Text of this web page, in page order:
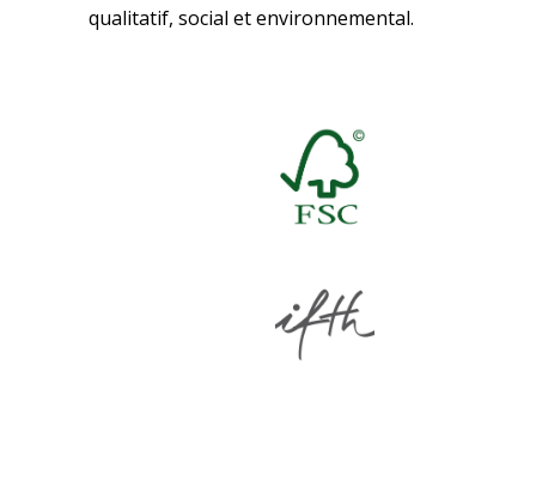
qualitatif, social et environnemental.